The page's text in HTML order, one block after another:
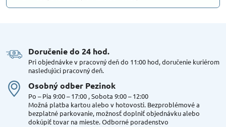
Doručenie do 24 hod​.
Pri objednávke v pracovný deň do 11:00 hod, doručenie kuriérom
nasledujúci pracovný deň.
Osobný odber Pezinok
Po – Pia 9:00 – 17:00 , Sobota 9:00 – 12:00
Možná platba kartou alebo v hotovosti. Bezproblémové a
bezplatné parkovanie, možnosť doplniť objednávku alebo
dokúpiť tovar na mieste. Odborné poradenstvo